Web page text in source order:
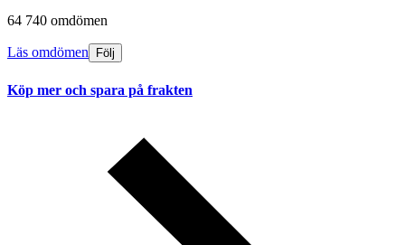
64 740 omdömen
Läs omdömen Följ
Köp mer och spara på frakten